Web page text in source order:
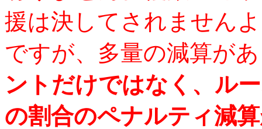
援は決してされません
ですが、多量の減算が
ントだけではなく、ル
の割合のペナルティ減